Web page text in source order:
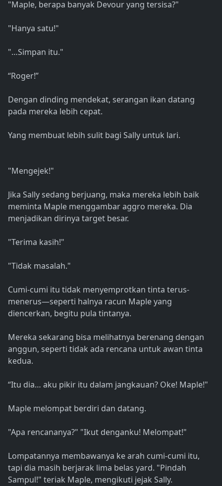
"Maple, berapa banyak Devour yang tersisa?"
"Hanya satu!"
"…Simpan itu."
“Roger!”
Dengan dinding mendekat, serangan ikan datang
pada mereka lebih cepat.
Yang membuat lebih sulit bagi Sally untuk lari.
"Mengejek!"
Jika Sally sedang berjuang, maka mereka lebih baik
meminta Maple menggambar aggro mereka. Dia
menjadikan dirinya target besar.
"Terima kasih!"
"Tidak masalah."
Cumi-cumi itu tidak menyemprotkan tinta terus-
menerus—seperti halnya racun Maple yang
diencerkan, begitu pula tintanya.
Mereka sekarang bisa melihatnya berenang dengan
anggun, seperti tidak ada rencana untuk awan tinta
kedua.
“Itu dia… aku pikir itu dalam jangkauan? Oke! Maple!"
Maple melompat berdiri dan datang.
"Apa rencananya?" "Ikut denganku! Melompat!"
Lompatannya membawanya ke arah cumi-cumi itu,
tapi dia masih berjarak lima belas yard. "Pindah
Sampul!" teriak Maple, mengikuti jejak Sally.